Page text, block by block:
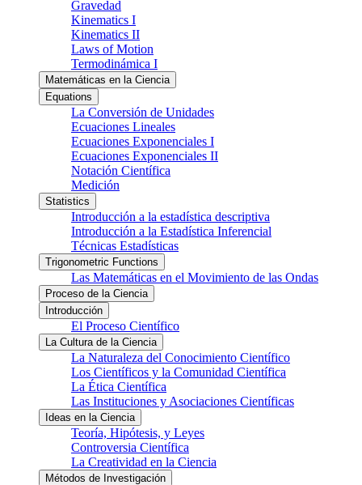
Gravedad
Kinematics I
Kinematics II
Laws of Motion
Termodinámica I
Matemáticas en la Ciencia
Equations
La Conversión de Unidades
Ecuaciones Lineales
Ecuaciones Exponenciales I
Ecuaciones Exponenciales II
Notación Científica
Medición
Statistics
Introducción a la estadística descriptiva
Introducción a la Estadística Inferencial
Técnicas Estadísticas
Trigonometric Functions
Las Matemáticas en el Movimiento de las Ondas
Proceso de la Ciencia
Introducción
El Proceso Científico
La Cultura de la Ciencia
La Naturaleza del Conocimiento Científico
Los Científicos y la Comunidad Científica
La Ética Científica
Las Instituciones y Asociaciones Científicas
Ideas en la Ciencia
Teoría, Hipótesis, y Leyes
Controversia Científica
La Creatividad en la Ciencia
Métodos de Investigación